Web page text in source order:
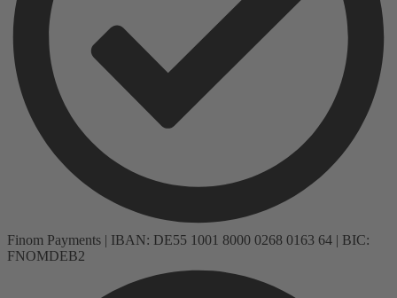
Finom Payments | IBAN: DE55 1001 8000 0268 0163 64 | BIC:
FNOMDEB2